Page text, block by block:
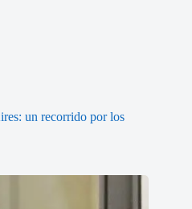
un recorrido por los